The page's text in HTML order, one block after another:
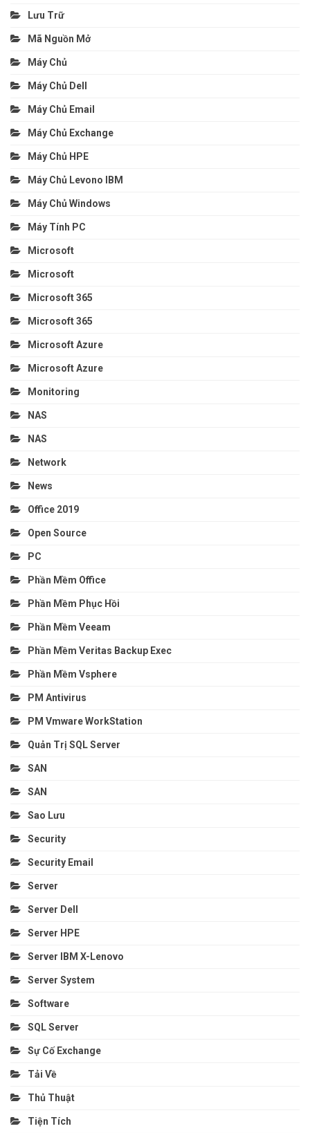
Lưu Trữ
Mã Nguồn Mở
Máy Chủ
Máy Chủ Dell
Máy Chủ Email
Máy Chủ Exchange
Máy Chủ HPE
Máy Chủ Levono IBM
Máy Chủ Windows
Máy Tính PC
Microsoft
Microsoft
Microsoft 365
Microsoft 365
Microsoft Azure
Microsoft Azure
Monitoring
NAS
NAS
Network
News
Office 2019
Open Source
PC
Phần Mềm Office
Phần Mềm Phục Hồi
Phần Mềm Veeam
Phần Mềm Veritas Backup Exec
Phần Mềm Vsphere
PM Antivirus
PM Vmware WorkStation
Quản Trị SQL Server
SAN
SAN
Sao Lưu
Security
Security Email
Server
Server Dell
Server HPE
Server IBM X-Lenovo
Server System
Software
SQL Server
Sự Cố Exchange
Tải Về
Thủ Thuật
Tiện Tích